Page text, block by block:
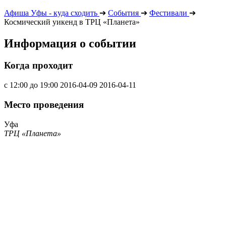
Афиша Уфы - куда сходить ➔ События ➔ Фестивали ➔
Космический уикенд в ТРЦ «Планета»
Информация о событии
Когда проходит
с 12:00 до 19:00 2016-04-09 2016-04-11
Место проведения
Уфа
ТРЦ «Планета»